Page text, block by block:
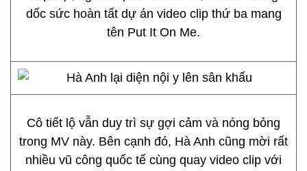
dốc sức hoàn tất dự án video clip thứ ba mang
tên Put It On Me.
Cô tiết lộ vẫn duy trì sự gợi cảm và nóng bỏng
trong MV này. Bên cạnh đó, Hà Anh cũng mời rất
nhiều vũ công quốc tế cùng quay video clip với